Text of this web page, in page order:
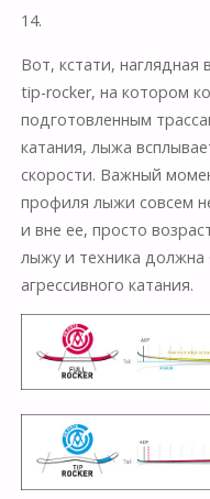
14.
Вот, кстати,
tip-rocker, на котором
подготовленным
катания, лыжа
скорости. Важный
профиля лыжи совсем
и вне ее, просто
лыжу и техника
агрессивного катания.